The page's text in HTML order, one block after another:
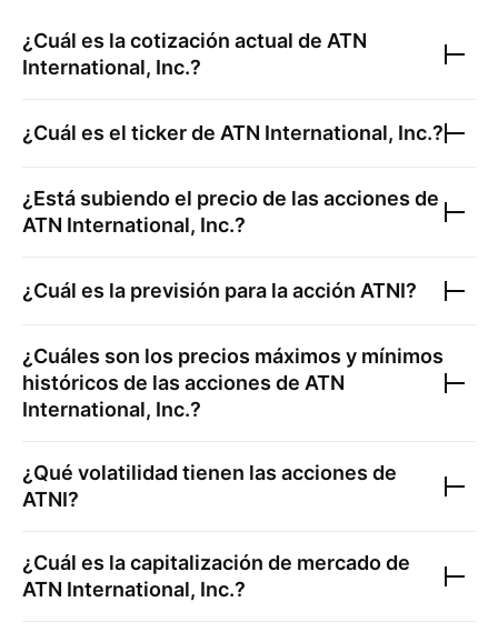
¿Cuál es la cotización actual de ATN
International, Inc.?
¿Cuál es el ticker de ATN International, Inc.?
¿Está subiendo el precio de las acciones de
ATN International, Inc.?
¿Cuál es la previsión para la acción ATNI?
¿Cuáles son los precios máximos y mínimos
históricos de las acciones de ATN
International, Inc.?
¿Qué volatilidad tienen las acciones de
ATNI?
¿Cuál es la capitalización de mercado de
ATN International, Inc.?